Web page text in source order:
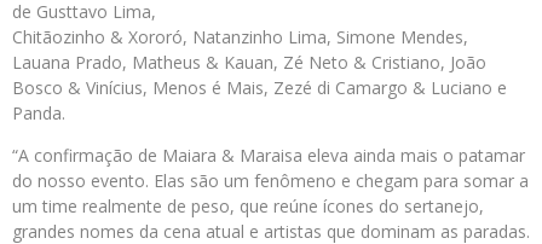
de Gusttavo Lima,
Chitãozinho & Xororó, Natanzinho Lima, Simone Mendes,
Lauana Prado, Matheus & Kauan, Zé Neto & Cristiano, João
Bosco & Vinícius, Menos é Mais, Zezé di Camargo & Luciano e
Panda.
“A confirmação de Maiara & Maraisa eleva ainda mais o patamar
do nosso evento. Elas são um fenômeno e chegam para somar a
um time realmente de peso, que reúne ícones do sertanejo,
grandes nomes da cena atual e artistas que dominam as paradas.